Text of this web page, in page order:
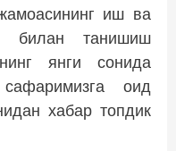
иш ва
билан танишиш
янги сонида
оид
хабар топдик